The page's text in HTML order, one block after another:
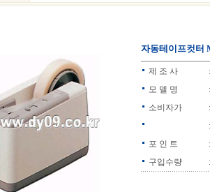
자동테이프컷터
제 조 사 :
모 델 명
:
소비자가
:
:
포 인 트
:
구입수량
: